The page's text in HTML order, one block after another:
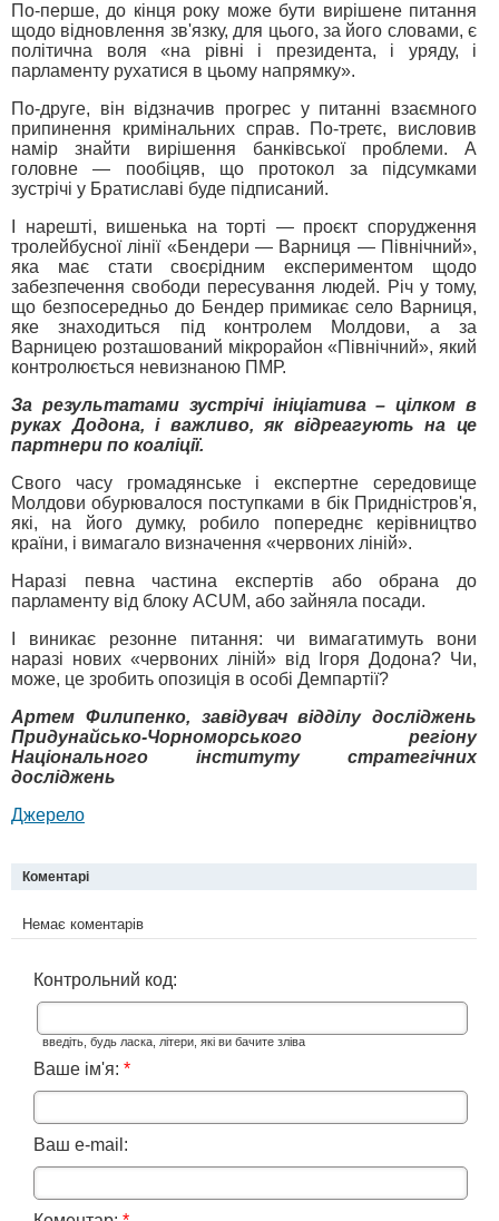
По-перше, до кінця року може бути вирішене питання
щодо відновлення зв'язку, для цього, за його словами, є
політична воля «на рівні і президента, і уряду, і
парламенту рухатися в цьому напрямку».
По-друге, він відзначив прогрес у питанні взаємного
припинення кримінальних справ. По-третє, висловив
намір знайти вирішення банківської проблеми. А
головне — пообіцяв, що протокол за підсумками
зустрічі у Братиславі буде підписаний.
І нарешті, вишенька на торті — проєкт спорудження
тролейбусної лінії «Бендери — Варниця — Північний»,
яка має стати своєрідним експериментом щодо
забезпечення свободи пересування людей. Річ у тому,
що безпосередньо до Бендер примикає село Варниця,
яке знаходиться під контролем Молдови, а за
Варницею розташований мікрорайон «Північний», який
контролюється невизнаною ПМР.
За результатами зустрічі ініціатива – цілком в
руках Додона, і важливо, як відреагують на це
партнери по коаліції.
Свого часу громадянське і експертне середовище
Молдови обурювалося поступками в бік Придністров'я,
які, на його думку, робило попереднє керівництво
країни, і вимагало визначення «червоних ліній».
Наразі певна частина експертів або обрана до
парламенту від блоку ACUM, або зайняла посади.
І виникає резонне питання: чи вимагатимуть вони
наразі нових «червоних ліній» від Ігоря Додона? Чи,
може, це зробить опозиція в особі Демпартії?
Артем Филипенко, завідувач відділу досліджень
Придунайсько-Чорноморського регіону
Національного інституту стратегічних
досліджень
Джерело
Коментарі
Немає коментарів
Контрольний код:
введіть, будь ласка, літери, які ви бачите зліва
Ваше ім'я: *
Ваш e-mail: